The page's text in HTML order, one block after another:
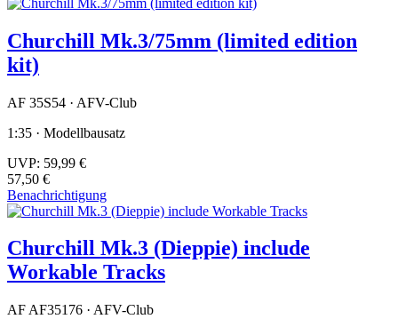
Churchill Mk.3/75mm (limited edition
kit)
AF 35S54 · AFV-Club
1:35 · Modellbausatz
UVP: 59,99 €
57,50 €
Benachrichtigung
Churchill Mk.3 (Dieppie) include
Workable Tracks
AF AF35176 · AFV-Club